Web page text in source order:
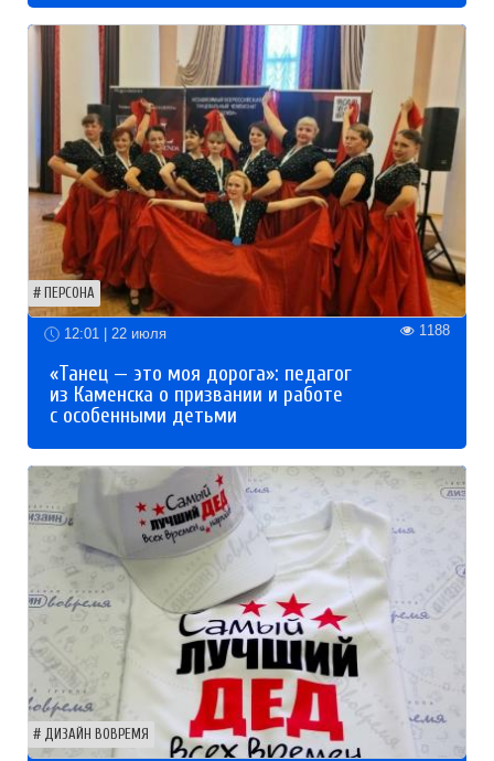
ПЕРСОНА
12:01 | 22 июля 1188
«Танец — это моя дорога»: педагог
из Каменска о призвании и работе
с особенными детьми
ДИЗАЙН ВОВРЕМЯ